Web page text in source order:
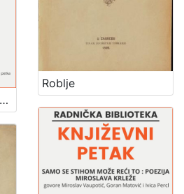
Roblje
Sante : Književni petak, dvorana u Medulićevoj 30, 5. 2. 1971., br. 370 / Josip Barković ; urednik Stanislav Škunca